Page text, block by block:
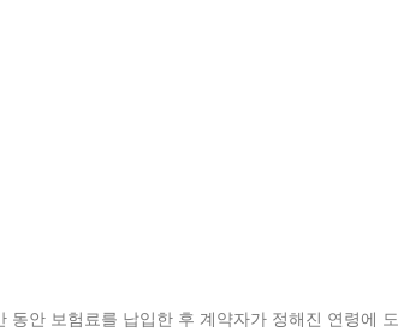
안 보험료를 납입한 후 계약자가 정해진 연령에 도